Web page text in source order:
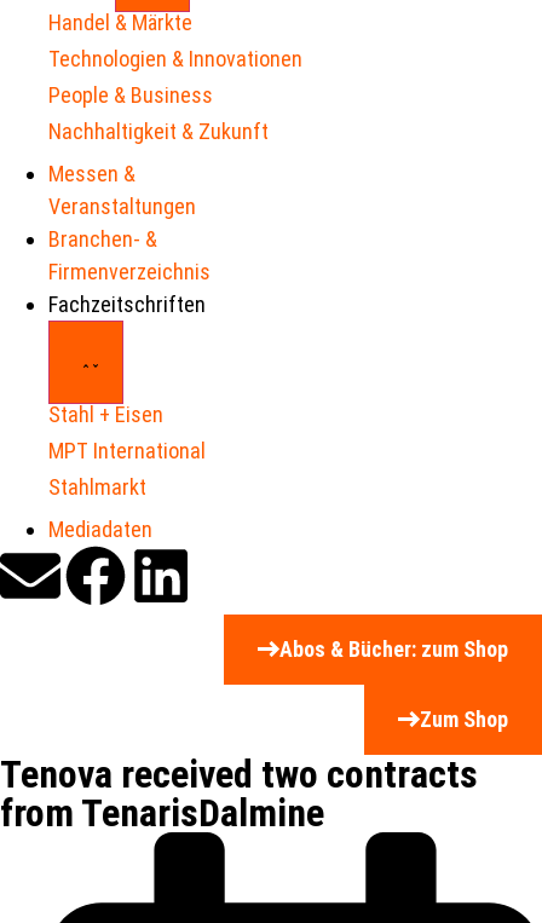
Handel & Märkte
Technologien & Innovationen
People & Business
Nachhaltigkeit & Zukunft
Messen &
Veranstaltungen
Branchen- &
Firmenverzeichnis
Fachzeitschriften
Stahl + Eisen
MPT International
Stahlmarkt
Mediadaten
Abos & Bücher: zum Shop
Zum Shop
Tenova received two contracts
from TenarisDalmine